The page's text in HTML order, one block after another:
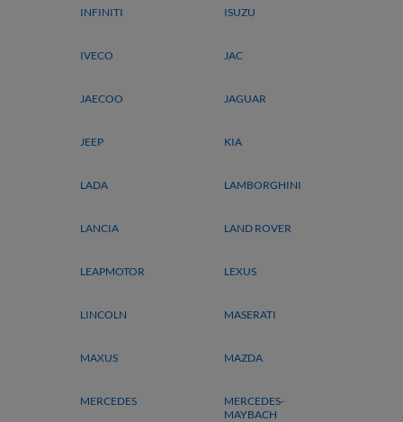
INFINITI ISUZU
IVECO JAC
JAECOO JAGUAR
JEEP KIA
LADA LAMBORGHINI
LANCIA LAND ROVER
LEAPMOTOR LEXUS
LINCOLN MASERATI
MAXUS MAZDA
MERCEDES
MERCEDES-
MAYBACH